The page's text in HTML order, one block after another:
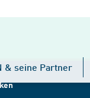
& seine Partner